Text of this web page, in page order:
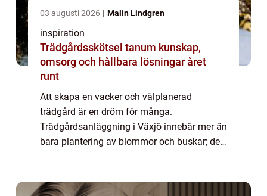
03 augusti 2026 Malin Lindgren
inspiration
Trädgårdsskötsel tanum kunskap,
omsorg och hållbara lösningar året
runt
Att skapa en vacker och välplanerad
trädgård är en dröm för många.
Trädgårdsanläggning i Växjö innebär mer än
bara plantering av blommor och buskar; det